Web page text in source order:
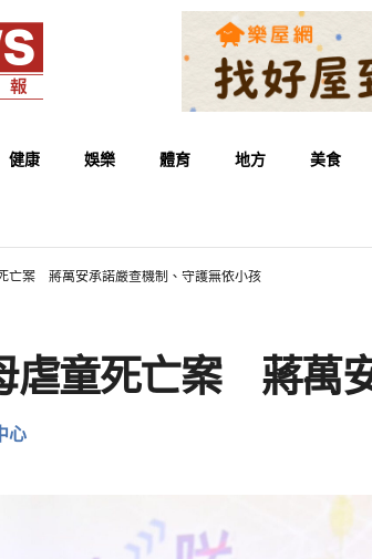
健康 娛樂 體育 地方 美食
亡案 蔣萬安承諾嚴查機制、守護無依小孩
虐童死亡案 蔣萬
心